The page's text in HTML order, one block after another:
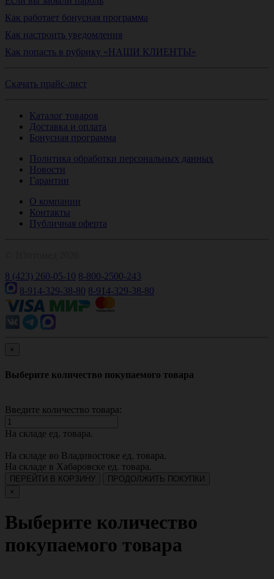
Как работает бонусная программа
Как настроить уведомления
Как попасть в рубрику «НАШИ КЛИЕНТЫ»
Скачать прайс-лист
Каталог товаров
Доставка и оплата
Бонусная программа
Политика обработки персональных данных
Новости
Гарантии
О компании
Контакты
Публичная оферта
8 (423) 260-05-10 8-800-2500-243
8-914-329-38-80 8-914-329-38-80
×
Выберите количество покупаемого товара
Введите количество товара:
На складе ед. товара.
На складе во Владивостоке ед. товара.
На складе в Хабаровске ед. товара.
ПЕРЕЙТИ В КОРЗИНУ
ПРОДОЛЖИТЬ ПОКУПКИ
×
Выберите количество
покупаемого товара